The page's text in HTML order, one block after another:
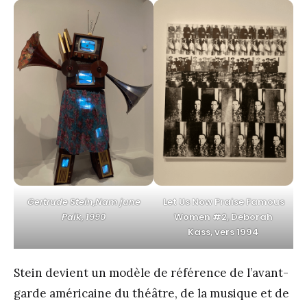
Gertrude Stein,Nam june
Paik, 1990
Let Us Now Praise Famous
Women #2, Deborah
Kass, vers 1994
Stein devient un modèle de référence de l’avant-
garde américaine du théâtre, de la musique et de